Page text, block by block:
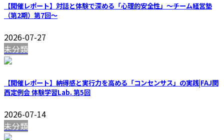
【開催レポート】対話と体験で深める「心理的安全性」〜チーム経営塾
（第2期）第7回〜
2026-07-27
未分類
【開催レポート】納得感と実行力を高める「コンセンサス」の実践|FAJ関
西定例会 体験学習Lab. 第5回
2026-07-14
未分類